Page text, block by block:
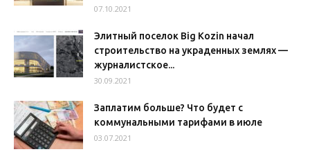
07.10.2021
Элитный поселок Big Kozin начал
строительство на украденных землях —
журналистское...
30.09.2021
Заплатим больше? Что будет с
коммунальными тарифами в июле
03.07.2021